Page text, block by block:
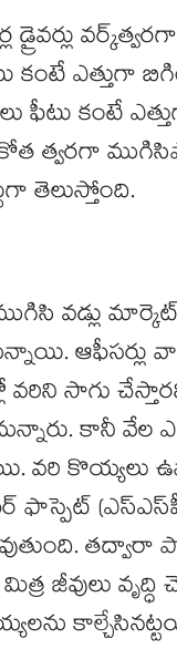
కంటే ఎత్తుగా
ఫీటు
త్వరగా
తెలుస్తోంది.
వడ్లు
ఆఫీసర్లు
వరిని సాగు
కానీ వేల
వరి కొయ్యలు
ఫాస్పెట్‌‌‌‌
జీవులు